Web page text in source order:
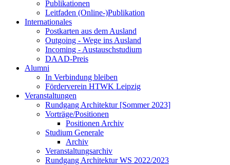
Publikationen
Leitfaden (Online-)Publikation
Internationales
Postkarten aus dem Ausland
Outgoing - Wege ins Ausland
Incoming - Austauschstudium
DAAD-Preis
Alumni
In Verbindung bleiben
Förderverein HTWK Leipzig
Veranstaltungen
Rundgang Architektur [Sommer 2023]
Vorträge/Positionen
Positionen Archiv
Studium Generale
Archiv
Veranstaltungsarchiv
Rundgang Architektur WS 2022/2023